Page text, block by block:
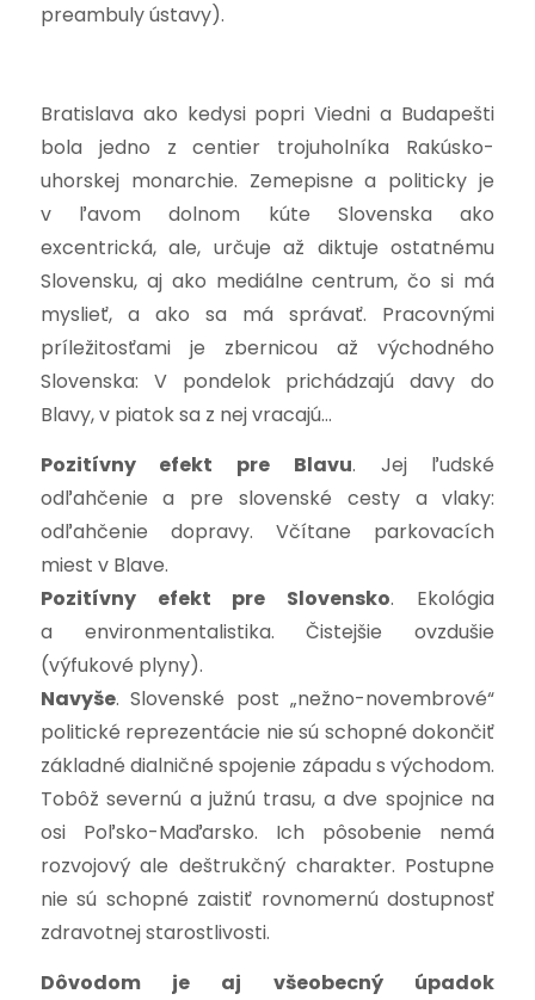
preambuly ústavy).
Bratislava ako kedysi popri Viedni a Budapešti
bola jedno z centier trojuholníka Rakúsko-
uhorskej monarchie. Zemepisne a politicky je
v ľavom dolnom kúte Slovenska ako
excentrická, ale, určuje až diktuje ostatnému
Slovensku, aj ako mediálne centrum, čo si má
myslieť, a ako sa má správať. Pracovnými
príležitosťami je zbernicou až východného
Slovenska: V pondelok prichádzajú davy do
Blavy, v piatok sa z nej vracajú…
Pozitívny efekt pre Blavu. Jej ľudské
odľahčenie a pre slovenské cesty a vlaky:
odľahčenie dopravy. Včítane parkovacích
miest v Blave.
Pozitívny efekt pre Slovensko. Ekológia
a environmentalistika. Čistejšie ovzdušie
(výfukové plyny).
Navyše. Slovenské post „nežno-novembrové“
politické reprezentácie nie sú schopné dokončiť
základné dialničné spojenie západu s východom.
Tobôž severnú a južnú trasu, a dve spojnice na
osi Poľsko-Maďarsko. Ich pôsobenie nemá
rozvojový ale deštrukčný charakter. Postupne
nie sú schopné zaistiť rovnomernú dostupnosť
zdravotnej starostlivosti.
Dôvodom je aj všeobecný úpadok